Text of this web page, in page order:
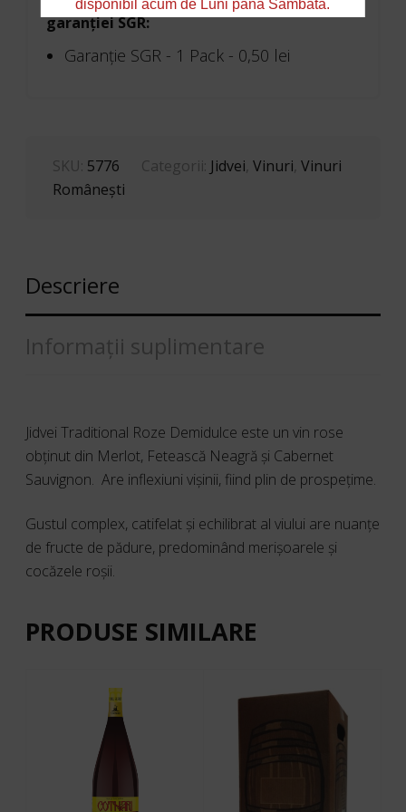
garanției SGR:
Garanţie SGR - 1 Pack - 0,50 lei
SKU: 5776 Categorii: Jidvei ,Vinuri ,Vinuri
Româneşti
Descriere
Informații suplimentare
Jidvei Traditional Roze Demidulce este un vin rose
obținut din Merlot, Fetească Neagră și Cabernet
Sauvignon. Are inflexiuni vișinii, fiind plin de prospețime.
Gustul complex, catifelat și echilibrat al viului are nuanțe
de fructe de pădure, predominând merișoarele și
cocăzele roșii.
PRODUSE SIMILARE
disponibil acum de Luni până Sâmbătă.